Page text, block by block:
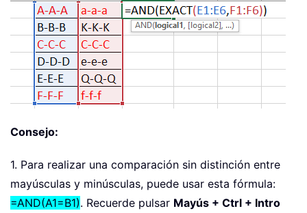
Consejo:
1. Para realizar una comparación sin distinción entre
mayúsculas y minúsculas, puede usar esta fórmula:
=AND(A1=B1). Recuerde pulsar Mayús + Ctrl + Intro